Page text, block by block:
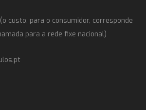
custo, para o consumidor, corresponde
para a rede fixe nacional)